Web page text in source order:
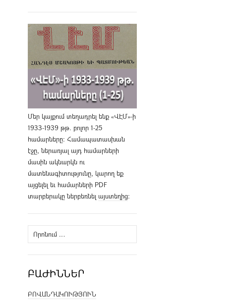
Մեր կայքում տեղադրել ենք «ՎԷՄ»-ի
1933-1939 թթ. բոլոր 1-25
համարները։ Համապատասխան
էջը, ներառյալ այդ համարների
մասին ակնարկն ու
մատենագիտությունը, կարող եք
այցելել եւ համարների PDF
տարբերակը ներբեռնել այստեղից։
Որոնել՝
ԲԱԺԻՆՆԵՐ
ԲՈՎԱՆԴԱԿՈՒԹՅՈՒՆ